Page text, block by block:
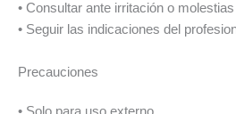
• Consultar ante irritación o molestias
• Seguir las indicaciones del
Precauciones